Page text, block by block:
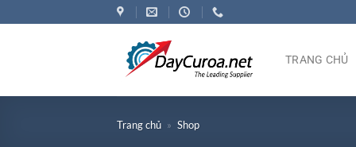
qua
TRANG CHỦ
Trang chủ » Shop